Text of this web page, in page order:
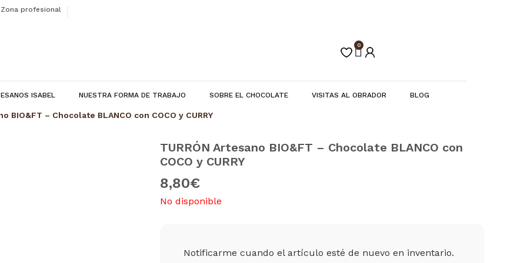
Zona profesional
0
Carrito
ISABEL NUESTRA FORMA DE TRABAJO SOBRE EL CHOCOLATE VISITAS AL OBRADOR BLOG
BIO&FT – Chocolate BLANCO con COCO y CURRY
TURRÓN Artesano BIO&FT – Chocolate BLANCO con
COCO y CURRY
8,80€
No disponible
Notificarme cuando el artículo esté de nuevo en inventario.